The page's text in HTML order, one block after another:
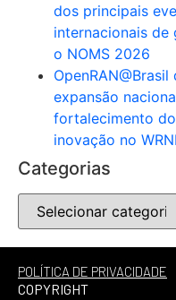
dos principais
internacionais de
o NOMS 2026
OpenRAN@Brasil
expansão
fortalecimento
inovação no
Categorias
POLÍTICA DE PRIVACIDADE
COPYRIGHT